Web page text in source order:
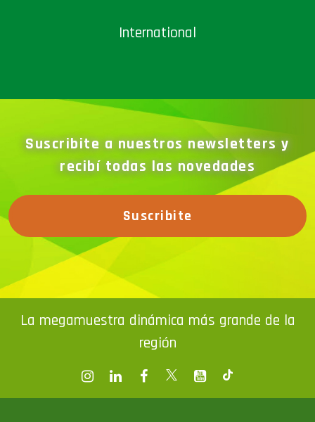
International
Suscribite a nuestros newsletters y
recibí todas las novedades
Suscribite
La megamuestra dinámica más grande de la
región